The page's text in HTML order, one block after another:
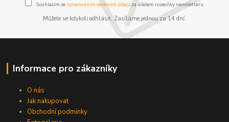
Souhlasím se zpracováním osobních údajůza účelem rozesílky newsletteru.
Můžete se kdykoli odhlásit. Zasíláme jednou za 14 dní.
Informace pro zákazníky
O nás
Jak nakupovat
Obchodní podmínky